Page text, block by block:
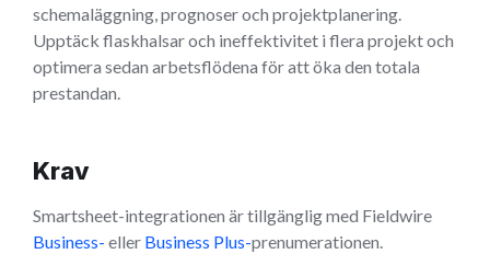
schemaläggning, prognoser och projektplanering.
Upptäck flaskhalsar och ineffektivitet i flera projekt och
optimera sedan arbetsflödena för att öka den totala
prestandan.
Krav
Smartsheet-integrationen är tillgänglig med Fieldwire
Business- eller Business Plus-prenumerationen.